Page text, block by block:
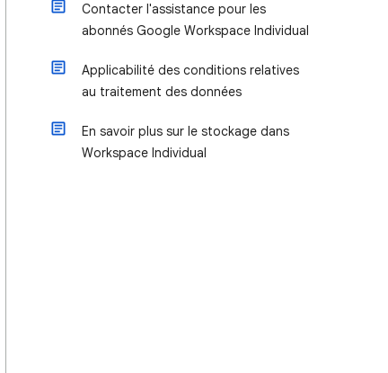
Contacter l'assistance pour les
abonnés Google Workspace Individual
Applicabilité des conditions relatives
au traitement des données
En savoir plus sur le stockage dans
Workspace Individual